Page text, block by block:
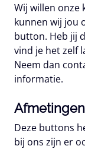
Wij willen onze
kunnen wij jou
button. Heb jij
vind je het zelf
Neem dan
informatie.
Afmetingen
Deze buttons
bij ons zijn er